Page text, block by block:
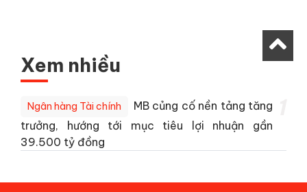
Xem nhiều
Ngân hàng Tài chính
MB củng cố nền tảng tăng
trưởng, hướng tới mục tiêu lợi nhuận gần
39.500 tỷ đồng